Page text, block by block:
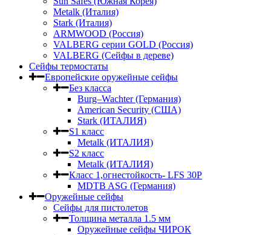
Metalk (Италия)
Stark (Италия)
ARMWOOD (Россия)
VALBERG серии GOLD (Россия)
VALBERG (Сейфы в дереве)
Сейфы термостаты
Европейские оружейные сейфы
Без класса
Burg–Wachter (Германия)
American Security (США)
Stark (ИТАЛИЯ)
S1 класс
Metalk (ИТАЛИЯ)
S2 класс
Metalk (ИТАЛИЯ)
Класс 1,огнестойкость- LFS 30P
MDTB ASG (Германия)
Оружейные сейфы
Сейфы для пистолетов
Толщина металла 1.5 мм
Оружейные сейфы ЧИРОК